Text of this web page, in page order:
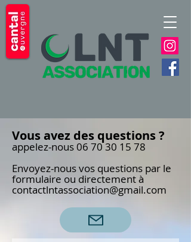
Vous avez des questions ?
appelez-nous 06 70 30 15 78
Envoyez-nous vos questions par le
formulaire ou directement à
contactlntassociation@gmail.com